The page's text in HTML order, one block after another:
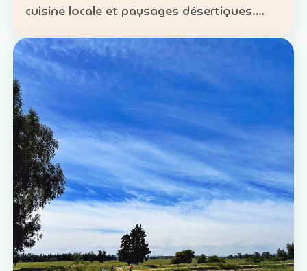
cuisine locale et paysages désertiques.
Hébergement : tentes traditionnelles ou
formules sur mesure Activités : camping,
randonnées, gas…